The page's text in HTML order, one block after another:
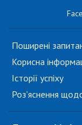
Поширені
Корисна
Історії успіху
Роз'яснення